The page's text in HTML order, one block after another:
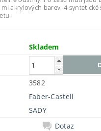
akrylových barev, 4
Skladem
3582
Faber-Castell
SADY
Dotaz